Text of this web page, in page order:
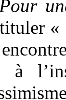
à